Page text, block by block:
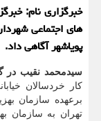
خبرگزاری نام:
پویاشهر آگاهی داد.
سیدمحمد نقیب در
کار خردسالان
برعهده سازمان
تهران به سازمان